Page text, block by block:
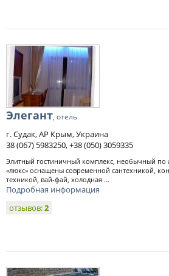
Элегант, отель
г. Судак, АР Крым, Украина
38 (067) 5983250, +38 (050) 3059335
Элитный гостиничный комплекс, необычный по
«люкс» оснащены современной сантехникой,
техникой, вай-фай, холодная ...
Подробная информация
отзывов:2